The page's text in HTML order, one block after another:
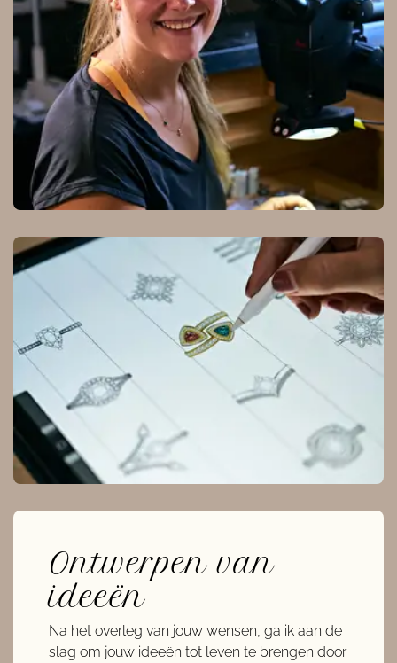
Ontwerpen van
ideeën
Na het overleg van jouw wensen, ga ik aan de
slag om jouw ideeën tot leven te brengen door